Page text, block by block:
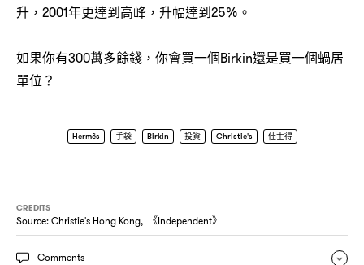
升，2001年更達到高峰，升幅達到25%。
如果你有300萬多餘錢，你會買一個Birkin還是買一個蝸居
單位？
Hermès 手袋 Birkin 投資 Christie's 佳士得
CREDITS
Source: Christie's Hong Kong, 《Independent》
Comments